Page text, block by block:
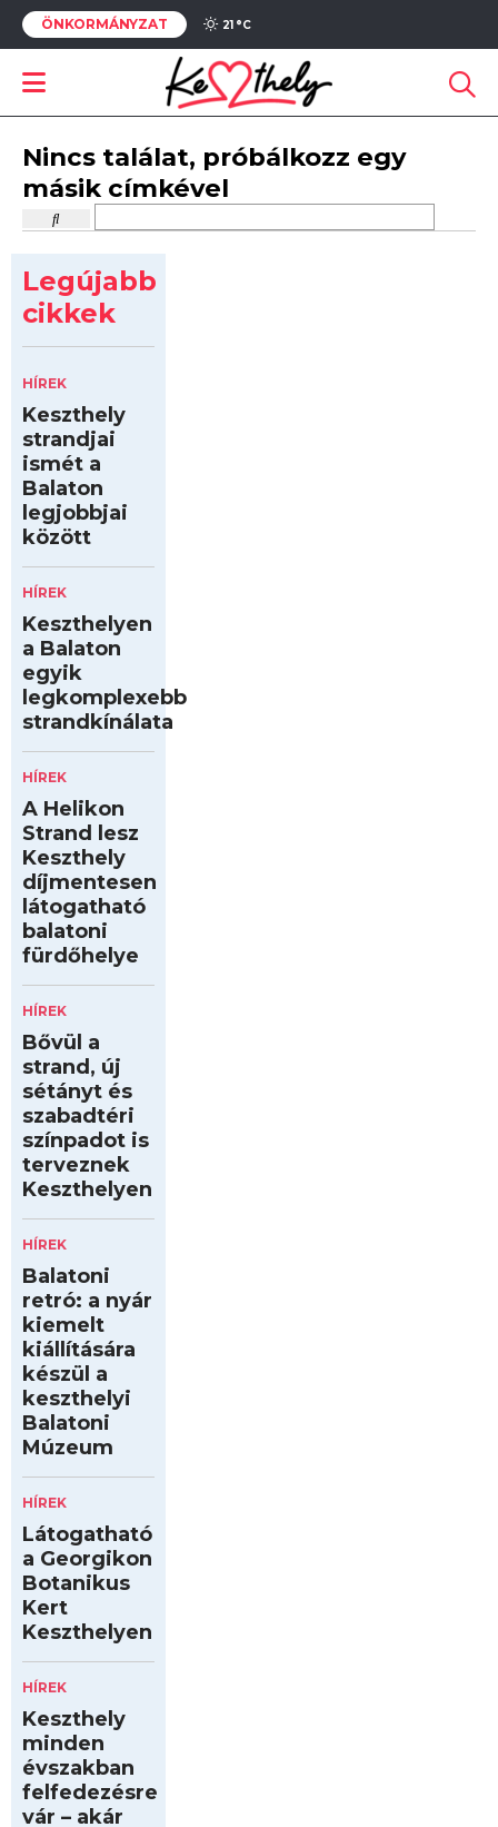
ÖNKORMÁNYZAT 21 °C
Nincs találat, próbálkozz egy
másik címkével
Legújabb
cikkek
HÍREK
Keszthely
strandjai
ismét a
Balaton
legjobbjai
között
HÍREK
Keszthelyen
a Balaton
egyik
legkomplexebb
strandkínálata
HÍREK
A Helikon
Strand lesz
Keszthely
díjmentesen
látogatható
balatoni
fürdőhelye
HÍREK
Bővül a
strand, új
sétányt és
szabadtéri
színpadot is
terveznek
Keszthelyen
HÍREK
Balatoni
retró: a nyár
kiemelt
kiállítására
készül a
keszthelyi
Balatoni
Múzeum
HÍREK
Látogatható
a Georgikon
Botanikus
Kert
Keszthelyen
HÍREK
Keszthely
minden
évszakban
felfedezésre
vár – akár